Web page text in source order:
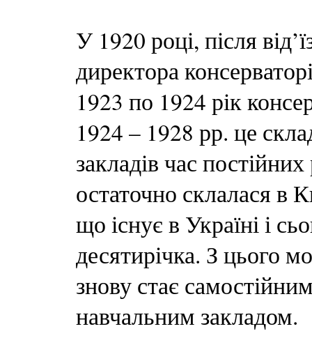
У 1920 році, після
директора
1923 по 1924 рік
1924 – 1928 рр. це
закладів час
остаточно склалася в
що існує в Україні і
десятирічка. З цього
знову стає
навчальним закладом.